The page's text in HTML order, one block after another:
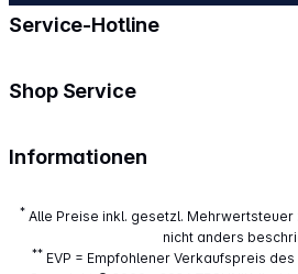
Service-Hotline
Shop Service
Informationen
* Alle Preise inkl. gesetzl. Mehrwertsteuer
nicht anders
**EVP = Empfohlener Verkaufspreis